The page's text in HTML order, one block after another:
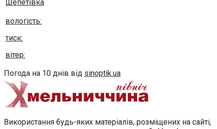
Шепетівка
вологість:
тиск:
вітер:
Погода на 10 днів від sinoptik.ua
Використання будь-яких матеріалів, розміщених на сайті,